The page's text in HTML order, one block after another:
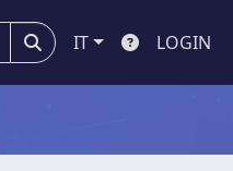
IT LOGIN